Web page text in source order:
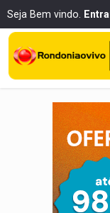
Seja Bem vindo.